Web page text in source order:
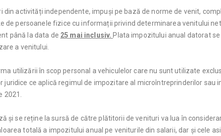
din activități independente, impuși pe bază de norme de venit,
de persoanele fizice cu informații privind determinarea venitului
până la data de 25 mai inclusiv. Plata impozitului anual datorat
a venitului.
utilizării în scop personal a vehiculelor care nu sunt utilizate
ce aplică regimul de impozitare al microîntreprinderilor sau
și se reține la sursă de către plătitorii de venituri va lua în
totală a impozitului anual pe veniturile din salarii, dar și cele